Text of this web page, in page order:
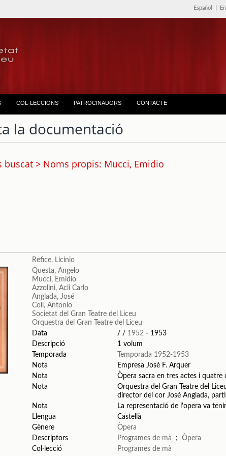
Español
COL·LECCIONS PATROCINADORS CONTACTE
la documentació
buscat > Noms propis: Mucci, Emidio
Refice, Licinio
Questa, Angelo
Mucci, Emidio
Azzolini, Acli Carlo
Anglada, José
Coll, Antonio
Societat del Gran Teatre del Liceu
Orquestra del Gran Teatre del Liceu
Data
/ / 1952 - 1953
Descripció
1 volum
Temporada
Temporada 1952-1953
Nota
Empresa José F. Arquer
Nota
Òpera sacra en tres actes i
Nota
Orquestra del Gran Teatre del
director del cor José Anglada,
Nota
La representació de l'opera va
Llengua
Castellà
Gènere
Òpera
Descriptors
Programes de mà ;Òpera
Col·lecció
Programes de mà